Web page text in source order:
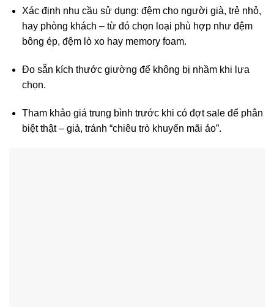
Xác định nhu cầu sử dụng: đệm cho người già, trẻ nhỏ,
hay phòng khách – từ đó chọn loại phù hợp như đệm
bông ép, đệm lò xo hay memory foam.
Đo sẵn kích thước giường để không bị nhầm khi lựa
chọn.
Tham khảo giá trung bình trước khi có đợt sale để phân
biệt thật – giả, tránh “chiêu trò khuyến mãi ảo”.